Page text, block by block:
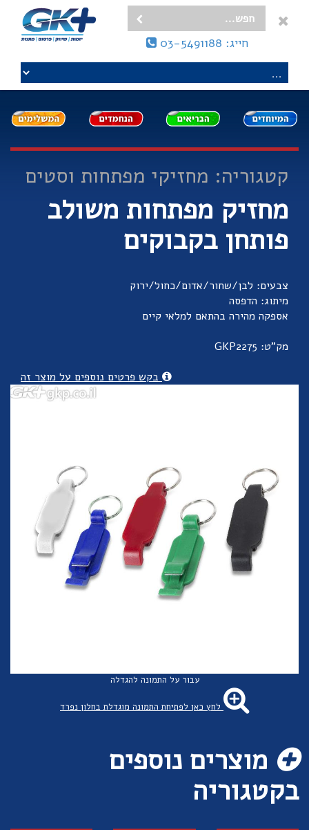
חייג: 03-5491188
קטגוריה: מחזיקי מפתחות וסטים
מחזיק מפתחות משולב
פותחן בקבוקים
צבעים: לבן/שחור/אדום/כחול/ירוק
מיתוג: הדפסה
אספקה מהירה בהתאם למלאי קיים
מק"ט: GKP2275
בקש פרטים נוספים על מוצר זה
עבור על התמונה להגדלה
לחץ כאן לפתיחת התמונה מוגדלת בחלון נפרד
מוצרים נוספים
בקטגוריה